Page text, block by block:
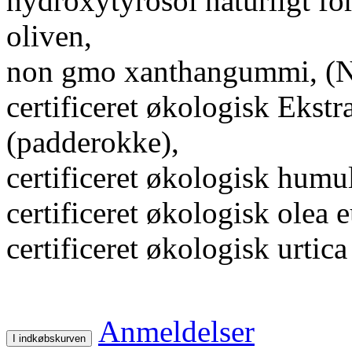
oliven,
non gmo xanthangummi,
certificeret økologisk
(padderokke),
certificeret økologisk
certificeret økologisk olea
certificeret økologisk
I indkøbskurven Anmeldelser